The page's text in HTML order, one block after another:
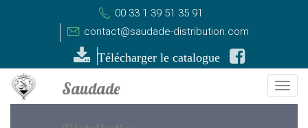
00 33 1 39 51 35 91
contact@saudade-distribution.com
Télécharger le catalogue